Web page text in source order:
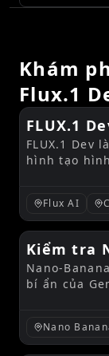
Khám
Flux.1
FLUX.1
Tiên Tiến
FLUX.1 Dev
hình tạo
Flux AI
Kiểm tra
hướng
editing
Nano-
bí ẩn của
giờ.
Nano